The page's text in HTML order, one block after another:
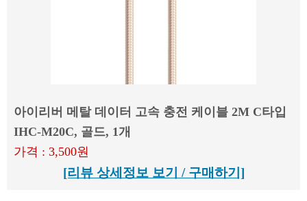
아이리버 메탈 데이터 고속 충전 케이블 2M C타입
IHC-M20C, 골드, 1개
가격 : 3,500원
[리뷰 상세정보 보기 / 구매하기]